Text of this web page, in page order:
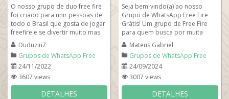
O nosso grupo de duo free fire
foi criado para unir pessoas de
todo o Brasil que gosta de jogar
freefire e se divertir muito mas
sempre com respeito. Se você...
Duduzin7
Grupos de WhatsApp Free
Fire
24/11/2022
3607 views
DETALHES
Seja bem-vindo(a) ao nosso
Grupo de WhatsApp Free Fire
Grátis! Um grupo de Free Fire
para quem busca por muita
diversão, fazer novos amigos,
jogar online e se...
Mateus Gabriel
Grupos de WhatsApp Free
Fire
24/09/2024
3007 views
DETALHES